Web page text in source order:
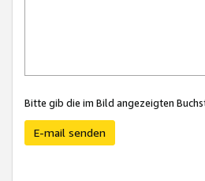
Bitte gib die im Bild angezeigten
E-mail senden